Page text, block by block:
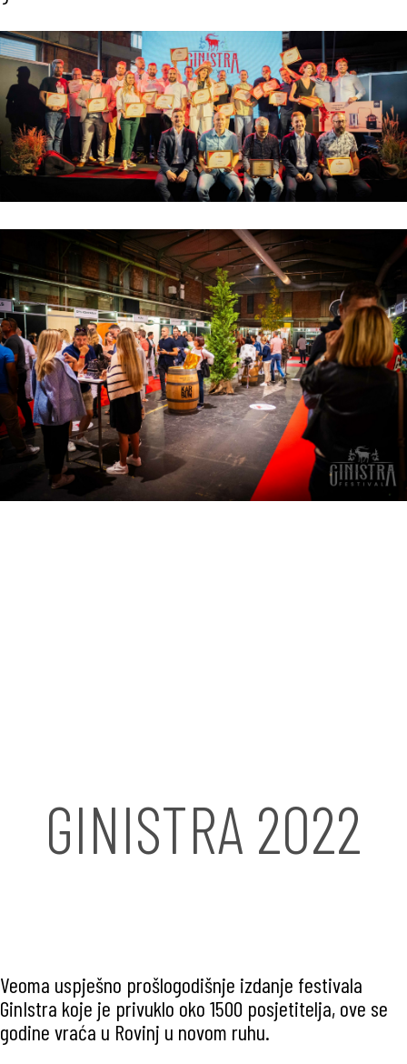
GINISTRA 2022
Veoma uspješno prošlogodišnje izdanje festivala
GinIstra koje je privuklo oko 1500 posjetitelja, ove se
godine vraća u Rovinj u novom ruhu.